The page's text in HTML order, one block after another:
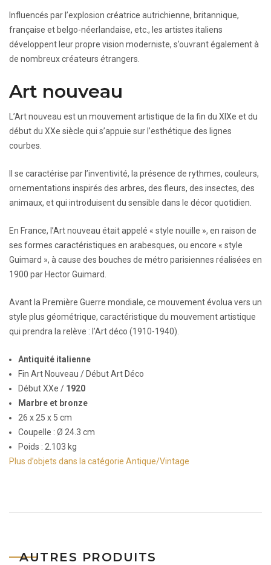
Influencés par l’explosion créatrice autrichienne, britannique,
française et belgo-néerlandaise, etc., les artistes italiens
développent leur propre vision moderniste, s’ouvrant également à
de nombreux créateurs étrangers.
Art nouveau
L’Art nouveau est un mouvement artistique de la fin du XIXe et du
début du XXe siècle qui s’appuie sur l’esthétique des lignes
courbes.
Il se caractérise par l’inventivité, la présence de rythmes, couleurs,
ornementations inspirés des arbres, des fleurs, des insectes, des
animaux, et qui introduisent du sensible dans le décor quotidien.
En France, l’Art nouveau était appelé « style nouille », en raison de
ses formes caractéristiques en arabesques, ou encore « style
Guimard », à cause des bouches de métro parisiennes réalisées en
1900 par Hector Guimard.
Avant la Première Guerre mondiale, ce mouvement évolua vers un
style plus géométrique, caractéristique du mouvement artistique
qui prendra la relève : l’Art déco (1910-1940).
Antiquité italienne
Fin Art Nouveau / Début Art Déco
Début XXe / 1920
Marbre et bronze
26 x 25 x 5 cm
Coupelle : Ø 24.3 cm
Poids : 2.103 kg
Plus d’objets dans la catégorie Antique/Vintage
AUTRES PRODUITS